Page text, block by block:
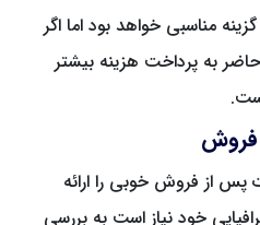
مناسبی خواهد بود اما اگر
به پرداخت هزینه بیشتر
پس از فروش خوبی را ارائه
خود نیاز است به بررسی